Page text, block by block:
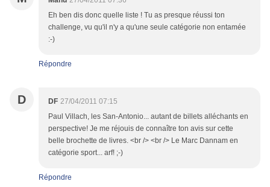
Eh ben dis donc quelle liste ! Tu as presque réussi ton
challenge, vu qu'il n'y a qu'une seule catégorie non entamée
:-)
Répondre
D DF 27/04/2011 07:15
Paul Villach, les San-Antonio... autant de billets alléchants en
perspective! Je me réjouis de connaître ton avis sur cette
belle brochette de livres. <br /> <br /> Le Marc Dannam en
catégorie sport... arf! ;-)
Répondre